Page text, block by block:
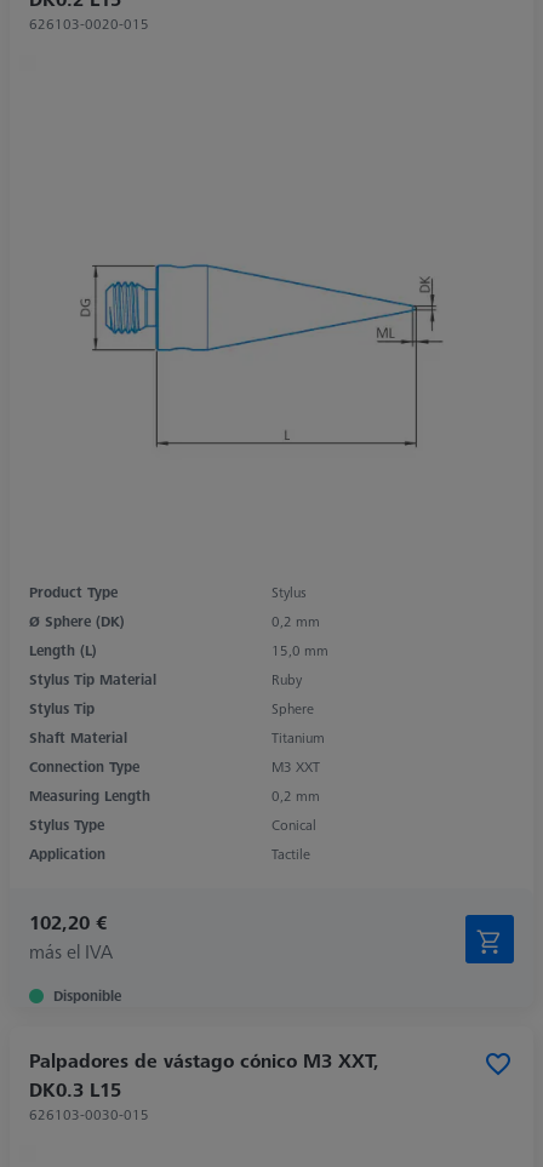
626103-0020-015
Product Type
Stylus
Ø Sphere (DK)
0,2 mm
Length (L)
15,0 mm
Stylus Tip Material
Ruby
Stylus Tip
Sphere
Shaft Material
Titanium
Connection Type
M3 XXT
Measuring Length
0,2 mm
Stylus Type
Conical
Application
Tactile
102,20 €
más el IVA
Disponible
Palpadores de vástago cónico M3 XXT,
DK0.3 L15
626103-0030-015